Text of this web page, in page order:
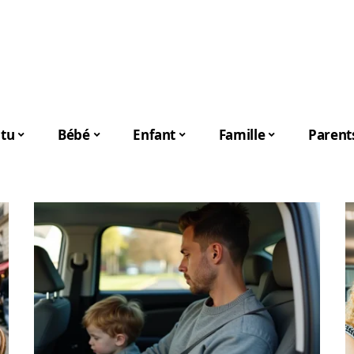
Bébé Enfant Famille